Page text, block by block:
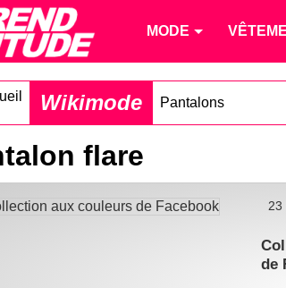
MODE
Wikimode Pantalons
flare
23
de